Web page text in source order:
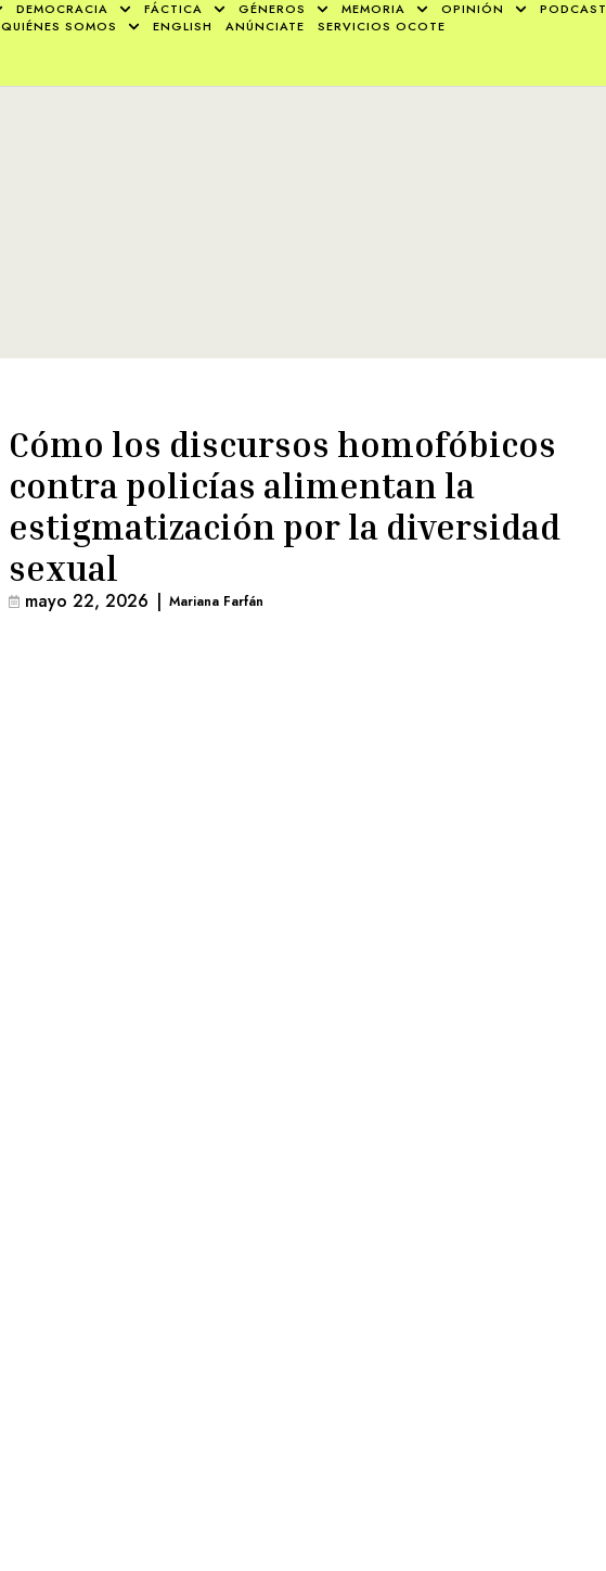
DEMOCRACIA FÁCTICA GÉNEROS MEMORIA OPINIÓN
PODCAST
QUIÉNES SOMOS
ENGLISH ANÚNCIATE SERVICIOS OCOTE
Cómo los discursos homofóbicos
contra policías alimentan la
estigmatización por la diversidad
sexual
mayo 22, 2026 | Mariana Farfán